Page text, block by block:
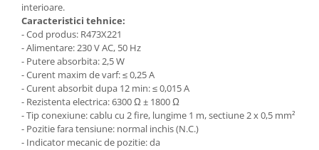
Ustensile bucatarie
Accesorii pentru bucatarie
Cosuri de gunoi
Suporturi si accesorii de bucatarie
Living & hol
interioare.
Caracteristici tehnice:
- Cod produs: R473X221
- Alimentare: 230 V AC, 50 Hz
- Putere absorbita: 2,5 W
- Curent maxim de varf: ≤ 0,25 A
- Curent absorbit dupa 12 min: ≤ 0,015 A
- Rezistenta electrica: 6300 Ω ± 1800 Ω
- Tip conexiune: cablu cu 2 fire, lungime 1 m, sectiune 2 x 0,5 mm²
- Pozitie fara tensiune: normal inchis (N.C.)
- Indicator mecanic de pozitie: da